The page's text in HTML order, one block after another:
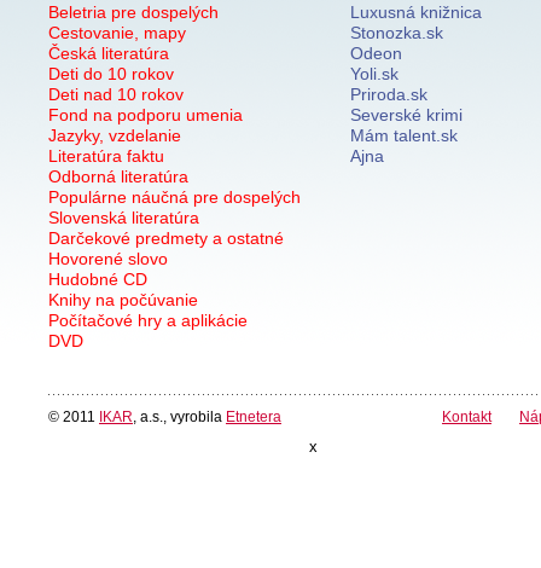
Beletria pre dospelých
Cestovanie, mapy
Česká literatúra
Deti do 10 rokov
Deti nad 10 rokov
Fond na podporu umenia
Jazyky, vzdelanie
Literatúra faktu
Odborná literatúra
Populárne náučná pre dospelých
Slovenská literatúra
Darčekové predmety a ostatné
Hovorené slovo
Hudobné CD
Knihy na počúvanie
Počítačové hry a aplikácie
DVD
Luxusná knižnica
Stonozka.sk
Odeon
Yoli.sk
Priroda.sk
Severské krimi
Mám talent.sk
Ajna
© 2011 IKAR , a.s., vyrobila Etnetera Kontakt
x